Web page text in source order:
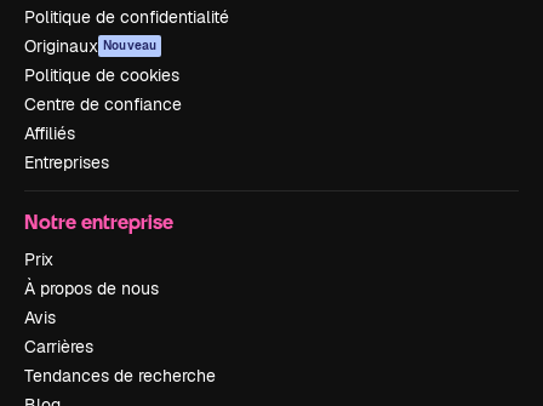
Politique de confidentialité
Originaux Nouveau
Politique de cookies
Centre de confiance
Affiliés
Entreprises
Notre entreprise
Prix
À propos de nous
Avis
Carrières
Tendances de recherche